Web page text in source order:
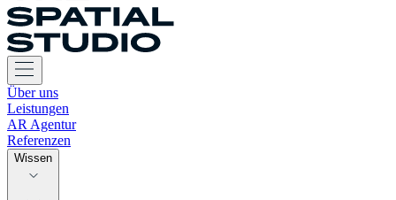
Über uns
Leistungen
AR Agentur
Referenzen
Wissen